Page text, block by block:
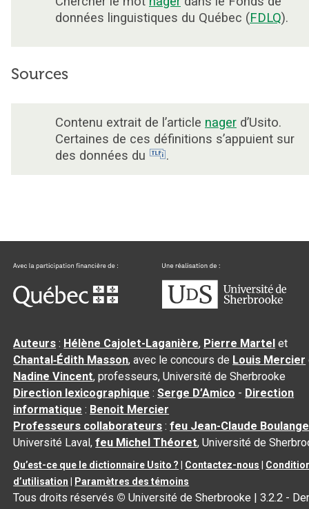
données linguistiques du Québec (FDLQ).
Sources
Contenu extrait de l’article nager d’Usito.
Certaines de ces définitions s’appuient sur
des données du
.
Auteurs : Hélène Cajolet-Laganière, Pierre Martel et
Chantal‑Édith Masson, avec le concours de Louis Mercier
Nadine Vincent, professeurs, Université de Sherbrooke
Direction lexicographique :Serge D’Amico - Direction
informatique : Benoit Mercier
Professeurs collaborateurs :feu Jean-Claude
Université Laval,feu Michel Théoret, Université de
Qu’est-ce que le dictionnaire Usito ? Contactez-nous
d’utilisation
Paramètres des témoins
Tous droits réservés © Université de Sherbrooke |3.2.2 -